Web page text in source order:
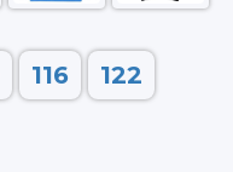
116 122